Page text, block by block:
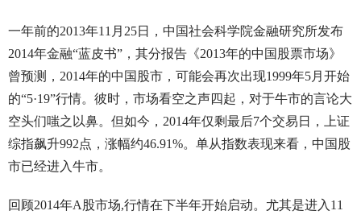
一年前的2013年11月25日，中国社会科学院金融研究所发布
2014年金融“蓝皮书”，其分报告《2013年的中国股票市场》
曾预测，2014年的中国股市，可能会再次出现1999年5月开始
的“5·19”行情。彼时，市场看空之声四起，对于牛市的言论大
空头们嗤之以鼻。但如今，2014年仅剩最后7个交易日，上证
综指飙升992点，涨幅约46.91%。单从指数表现来看，中国股
市已经进入牛市。
回顾2014年A股市场,行情在下半年开始启动。尤其是进入11